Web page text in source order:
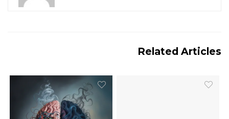
Related Articles